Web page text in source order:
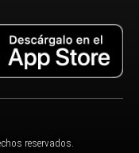
reservados.